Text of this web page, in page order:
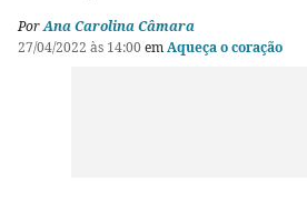
PorAna Carolina Câmara
27/04/2022 às 14:00 emAqueça o coração